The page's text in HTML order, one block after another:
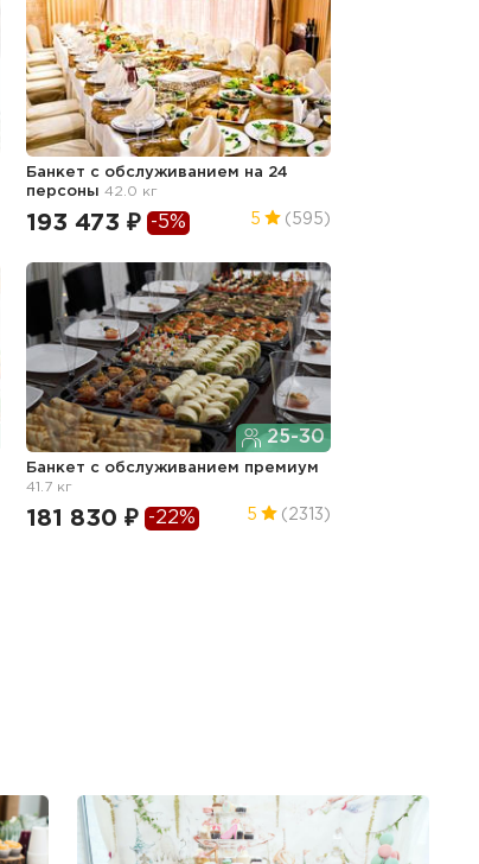
Банкет с обслуживанием на 24
персоны42.0 кг
193 473 ₽ -5% 5 (595)
25-30
Банкет с обслуживанием премиум
41.7 кг
181 830 ₽ -22% 5 (2313)